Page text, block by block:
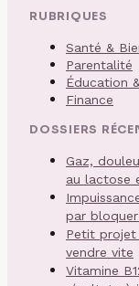
RUBRIQUES
Santé &
Parentalité
Éducation
Finance
DOSSIERS
Gaz,
au lactose
par
Petit
vendre vite
Vitamine